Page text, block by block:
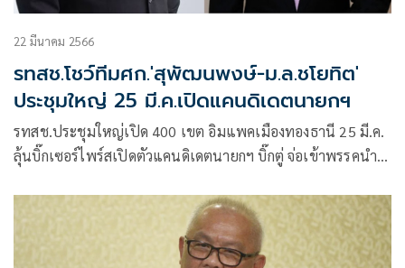
22 มีนาคม 2566
รทสช.โชว์ทีมศก.'สุพัฒนพงษ์-ม.ล.ชโยทิต'
ประชุมใหญ่ 25 มี.ค.เปิดแคนดิเดตนายกฯ
รทสช.ประชุมใหญ่เปิด 400 เขต อิมแพคเมืองทองธานี 25 มี.ค.
ลุ้นบิ๊กเซอร์ไพร์สเปิดตัวแคนดิเดตนายกฯ บิ๊กตู่ จ่อเข้าพรรคนำ
ทิต ร่วมทีม